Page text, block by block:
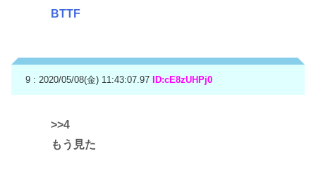
BTTF
9 : 2020/05/08(金) 11:43:07.97 ID:cE8zUHPj0
>>4
もう見た